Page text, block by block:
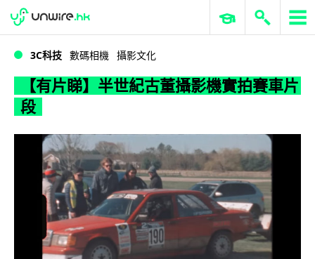
【有片睇】半世紀古董攝影機實拍賽車片段
WWDC 2026 ERP 與商業 AI
3C科技 數碼相機 攝影文化
【有片睇】半世紀古董攝影機實拍賽車片
段